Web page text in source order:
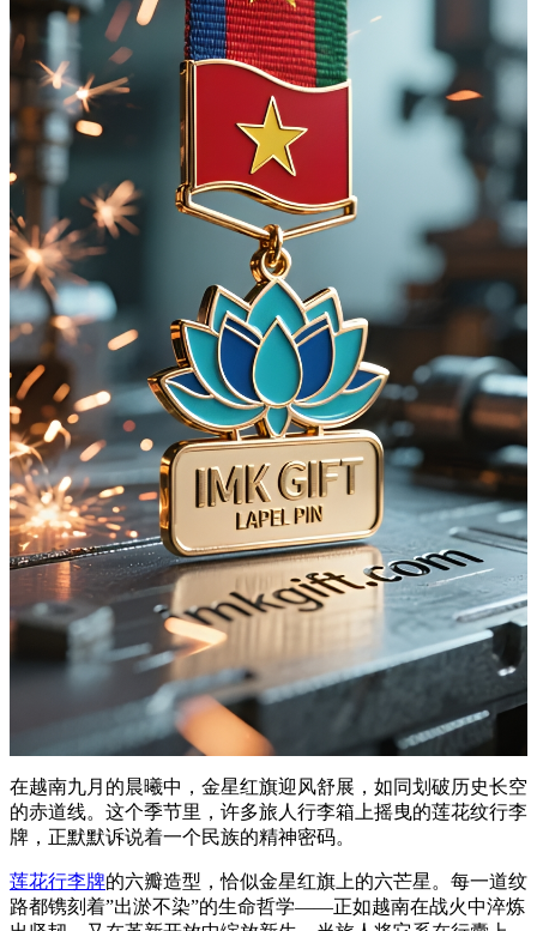
在越南九月的晨曦中，金星红旗迎风舒展，如同划破历史长空
的赤道线。这个季节里，许多旅人行李箱上摇曳的莲花纹行李
牌，正默默诉说着一个民族的精神密码。
莲花行李牌的六瓣造型，恰似金星红旗上的六芒星。每一道纹
路都镌刻着”出淤不染”的生命哲学——正如越南在战火中淬炼